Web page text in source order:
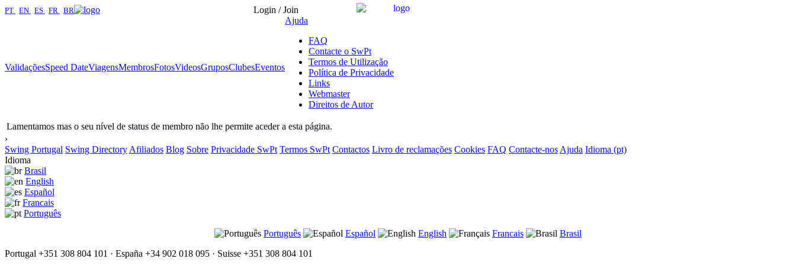
PT EN ES FR BR Login / Join
ValidaçõesSpeed DateViagensMembrosFotosVideosGruposClubesEventos
Ajuda
FAQ
Contacte o SwPt
Termos de Utilização
Política de Privacidade
Links
Webmaster
Direitos de Autor
Lamentamos mas o seu nível de status de membro não lhe permite aceder a esta página.
›
Swing Portugal Swing Directory Afiliados Blog Sobre Privacidade SwPt Termos SwPt Contactos Livro de reclamações Cookies FAQ Contacte-nos Ajuda Idioma (pt)
Idioma
Brasil
English
Español
Francais
Português
Português
Español English Francais
Brasil
Portugal +351 308 804 101 · España +34 902 018 095 · Suisse +351 308 804 101